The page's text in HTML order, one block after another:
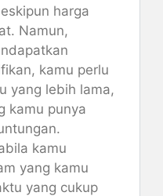
harga
Namun,
kamu perlu
yang lebih lama,
kamu punya
kamu
yang kamu
yang cukup